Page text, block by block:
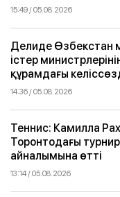
15:49 / 05.08.2026
Делиде Өзбекстан
істер
құрамдағы
14:36 / 05.08.2026
Теннис: Камилла
Торонтодағы
айналымына өтті
13:14 / 05.08.2026